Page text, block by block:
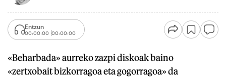
Entzun
00:00:00 00:00:00
«Beharbada» aurreko zazpi diskoak baino
«zertxobait bizkorragoa eta gogorragoa» da